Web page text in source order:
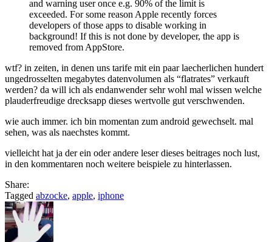
and warning user once e.g. 90% of the limit is
exceeded. For some reason Apple recently forces
developers of those apps to disable working in
background! If this is not done by developer, the app is
removed from AppStore.
wtf? in zeiten, in denen uns tarife mit ein paar laecherlichen hundert
ungedrosselten megabytes datenvolumen als “flatrates” verkauft
werden? da will ich als endanwender sehr wohl mal wissen welche
plauderfreudige drecksapp dieses wertvolle gut verschwenden.
wie auch immer. ich bin momentan zum android gewechselt. mal
sehen, was als naechstes kommt.
vielleicht hat ja der ein oder andere leser dieses beitrages noch lust,
in den kommentaren noch weitere beispiele zu hinterlassen.
Share:
Tagged abzocke, apple, iphone